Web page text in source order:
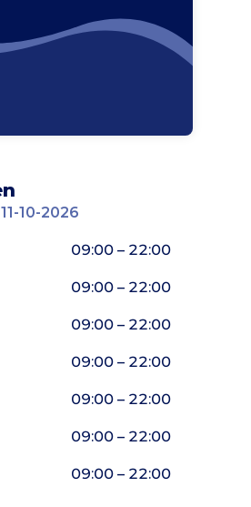
10-2026
09:00 – 22:00
09:00 – 22:00
09:00 – 22:00
09:00 – 22:00
09:00 – 22:00
09:00 – 22:00
09:00 – 22:00